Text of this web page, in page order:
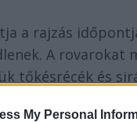
My Personal
a rajzás
A rovarokat
tőkésrécék és